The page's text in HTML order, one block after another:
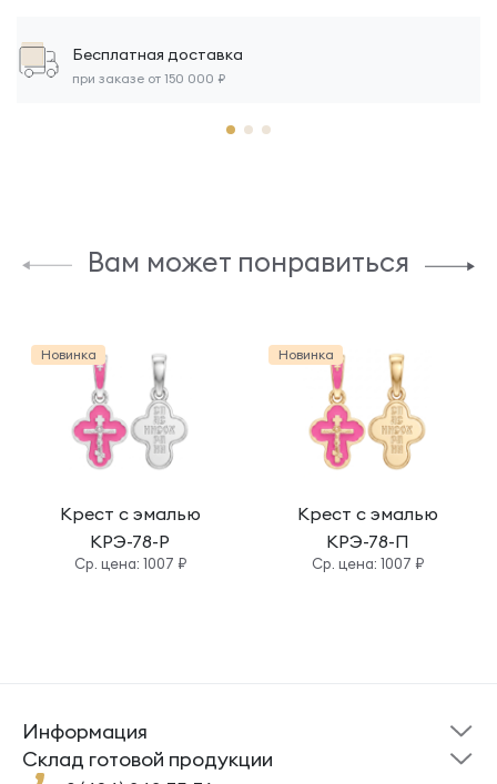
Бесплатная доставка
при заказе от 150 000 ₽
Вам может понравиться
Новинка
Крест с эмалью
КРЭ-78-Р
Cр. цена: 1007 ₽
Новинка
Крест с эмалью
КРЭ-78-П
Cр. цена: 1007 ₽
Информация
Склад готовой
продукции
Помощь
Cклад готовой продукции
Кресты Ложки